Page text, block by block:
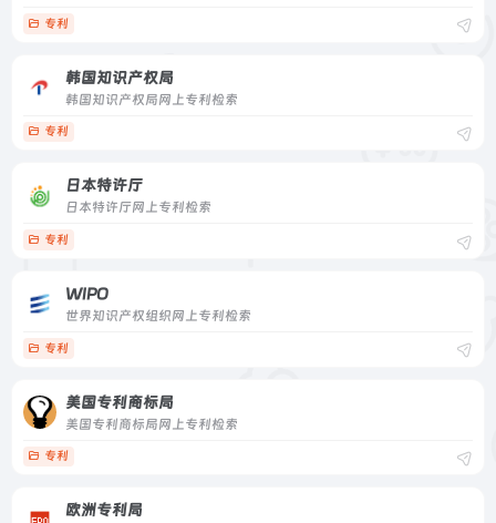
专利
韩国知识产权局
韩国知识产权局网上专利检索
专利
日本特许厅
日本特许厅网上专利检索
专利
WIPO
世界知识产权组织网上专利检索
专利
美国专利商标局
美国专利商标局网上专利检索
专利
欧洲专利局